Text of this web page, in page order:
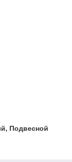
Подвесной